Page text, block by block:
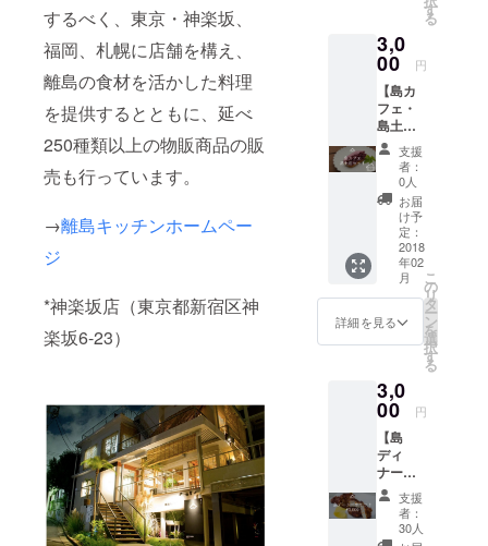
するべく、東京・神楽坂、
福岡、札幌に店舗を構え、
離島の食材を活かした料理
を提供するとともに、延べ
250種類以上の物販商品の販
売も行っています。
→離島キッチンホームペー
ジ
*神楽坂店（東京都新宿区神
楽坂6-23）
限定で
ンドリ
ンク付
き、さ
らにお
土産付
きの特
別セッ
ト！ ■
有効期
限
2018年
4月30日
まで *画
像はイ
メージ
です。
実際の
す。
す
る
3,0
00 円
【島カ
フェ・
島土産
セット
3回券】
島の飲
み物と
おやつ
のカ
フェ
セット
のため
のお食
事券、3
回券で
す。 パ
限定、
島のお
土産付
きの特
別セッ
ト！ ■
有効期
限
2018年
支援
者：
0人
お届
け予
定：
2018
年02
月
詳細を見る
こ
の
リ
タ
ー
ン
を
選
択
す
る
3,0
00 円
【島
ディ
ナーチ
ケット
¥3,000
】 ディ
ナーで
支援
者：
30人